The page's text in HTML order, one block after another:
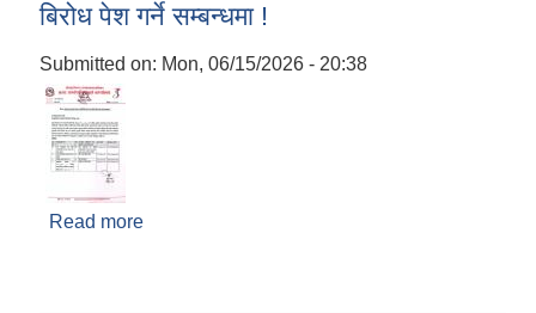
बिरोध पेश गर्ने सम्बन्धमा !
Submitted on: Mon, 06/15/2026 - 20:38
Read more